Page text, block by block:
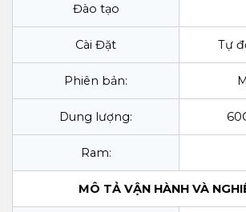
Đào tạo
Cài Đặt Tự
Phiên bản:
Dung lượng:
Ram:
MÔ TẢ VẬN HÀNH VÀ